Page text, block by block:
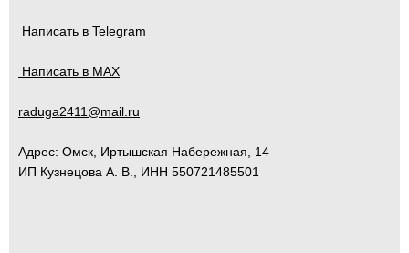
Написать в Telegram
Написать в MAX
raduga2411@mail.ru
Адрес: Омск Иртышская Набережная, 14
ИП Кузнецова А. В., ИНН 550721485501